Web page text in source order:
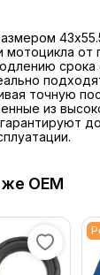
от
точную
из
OEM